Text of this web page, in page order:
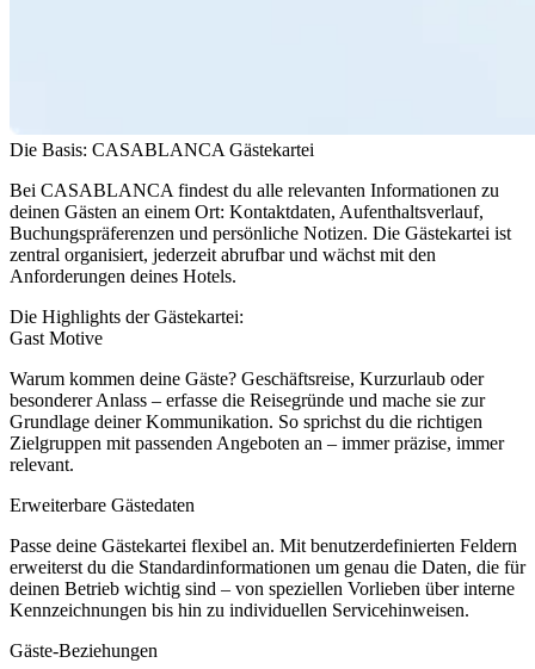
Die Basis: CASABLANCA Gästekartei
Bei CASABLANCA findest du alle relevanten Informationen zu
deinen Gästen an einem Ort: Kontaktdaten, Aufenthaltsverlauf,
Buchungspräferenzen und persönliche Notizen. Die Gästekartei ist
zentral organisiert, jederzeit abrufbar und wächst mit den
Anforderungen deines Hotels.
Die Highlights der Gästekartei:
Gast Motive
Warum kommen deine Gäste? Geschäftsreise, Kurzurlaub oder
besonderer Anlass – erfasse die Reisegründe und mache sie zur
Grundlage deiner Kommunikation. So sprichst du die richtigen
Zielgruppen mit passenden Angeboten an – immer präzise, immer
relevant.
Erweiterbare Gästedaten
Passe deine Gästekartei flexibel an. Mit benutzerdefinierten Feldern
erweiterst du die Standardinformationen um genau die Daten, die für
deinen Betrieb wichtig sind – von speziellen Vorlieben über interne
Kennzeichnungen bis hin zu individuellen Servicehinweisen.
Gäste-Beziehungen